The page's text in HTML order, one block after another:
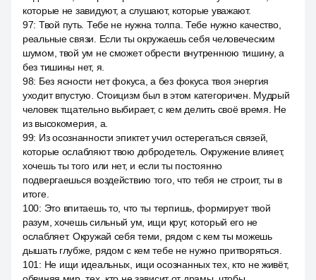
которые не завидуют, а слушают, которые уважают.
97: Твой путь. Тебе не нужна толпа. Тебе нужно качество,
реальные связи. Если ты окружаешь себя человеческим
шумом, твой ум не сможет обрести внутреннюю тишину, а
без тишины нет, я.
98: Без ясности нет фокуса, а без фокуса твоя энергия
уходит впустую. Стоицизм был в этом категоричен. Мудрый
человек тщательно выбирает, с кем делить своё время. Не
из высокомерия, а.
99: Из осознанности эпиктет учил остерегаться связей,
которые ослабляют твою добродетель. Окружение влияет,
хочешь ты того или нет, и если ты постоянно
подвергаешься воздействию того, что тебя не строит, ты в
итоге.
100: Это впитаешь то, что ты терпишь, формирует твой
разум, хочешь сильный ум, ищи круг, который его не
ослабляет. Окружай себя теми, рядом с кем ты можешь
дышать глубже, рядом с кем тебе не нужно притворяться.
101 : Не ищи идеальных, ищи осознанных тех, кто не живёт,